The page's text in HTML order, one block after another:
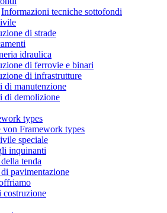
Informazioni tecniche sottofondi
di strade
idraulica
di ferrovie e binari
di infrastrutture
di manutenzione
di demolizione
types
Framework types
speciale
inquinanti
tenda
pavimentazione
costruzione